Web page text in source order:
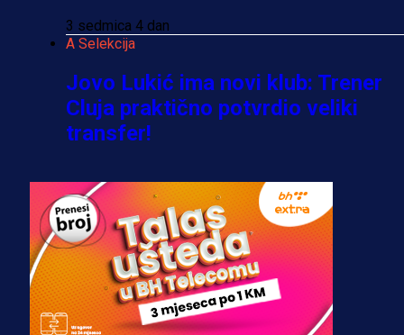
3 sedmica 4 dan
A Selekcija
Jovo Lukić ima novi klub: Trener
Cluja praktično potvrdio veliki
transfer!
A Selekcija
Stigla potvrda od predsjednika
kluba: Jovo Lukić uskoro pravi
transfer!?
3 sedmica 4 dan